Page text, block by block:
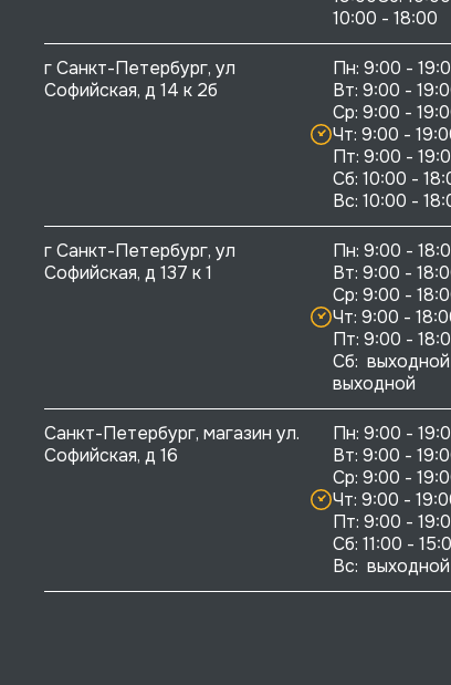
10:00 - 18:00
г Санкт-Петербург, ул
Софийская, д 14 к 2б
Пн: 9:00 -
Вт: 9:00 -
Ср: 9:00 -
Чт: 9:00 -
Пт: 9:00 -
Сб: 10:00 -
г Санкт-Петербург, ул
Софийская, д 137 к 1
Пн: 9:00 -
Вт: 9:00 -
Ср: 9:00 -
Чт: 9:00 -
Пт: 9:00 -
Сб:
выходной
Санкт-Петербург, магазин ул.
Софийская, д 16
Пн: 9:00 -
Вт: 9:00 -
Ср: 9:00 -
Чт: 9:00 -
Пт: 9:00 -
Сб: 11:00 -
Вс:  выходной